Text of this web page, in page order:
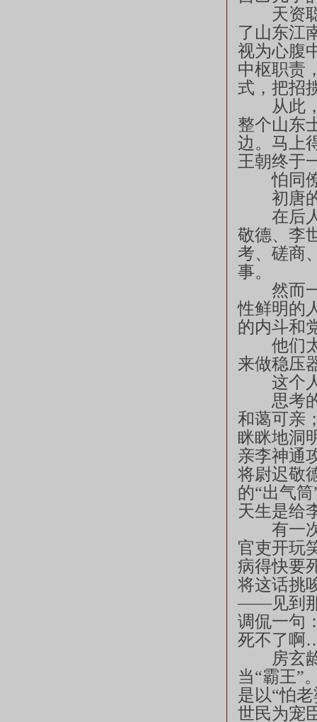
天资聪
了山东江
视为心腹
中枢职责
式，把招
从此，
整个山东
边。马上
王朝终于
怕同僚
初唐的
在后人
敬德、李
考、磋商
事。
然而一
性鲜明的
的内斗和
他们太
来做稳压
这个人
思考的
和蔼可亲
眯眯地洞
亲李神通
将尉迟敬
的“出气
天生是给
有一次
官吏开玩
病得快要
将这话挑
——见到那
调侃一句
死不了
房玄龄
当“霸王”
是以“怕
世民为宠